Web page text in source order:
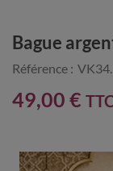
Bague
Référence :
49,00 €